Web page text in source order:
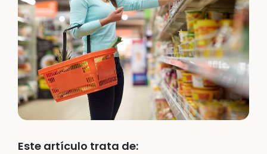
Este artículo trata de: